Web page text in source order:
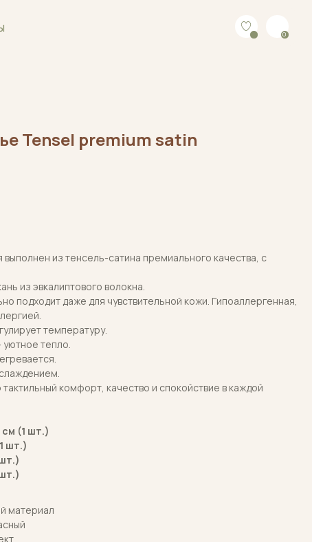
Tensel premium satin
из тенсель-сатина премиального качества, с
из эвкалиптового волокна.
подходит даже для чувствительной кожи. Гипоаллергенная,
температуру.
тепло.
комфорт, качество и спокойствие в каждой
(1 шт.)
шт.)
материал